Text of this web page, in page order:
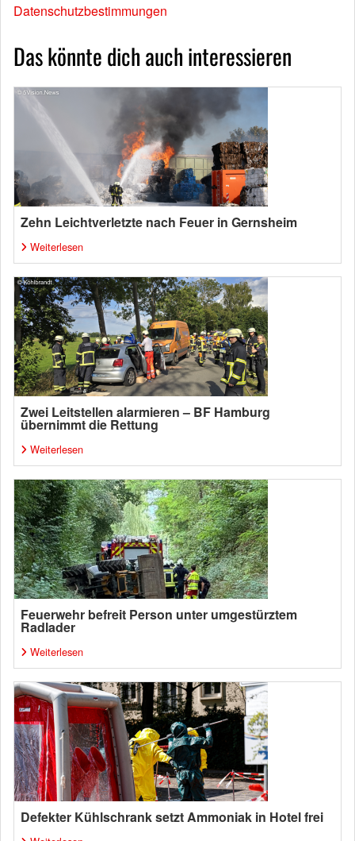
Datenschutzbestimmungen
Das könnte dich auch interessieren
Zehn Leichtverletzte nach Feuer in Gernsheim
Weiterlesen
Zwei Leitstellen alarmieren – BF Hamburg
übernimmt die Rettung
Weiterlesen
Feuerwehr befreit Person unter umgestürztem
Radlader
Weiterlesen
Defekter Kühlschrank setzt Ammoniak in Hotel frei